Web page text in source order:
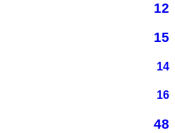
12
15
14
16
48